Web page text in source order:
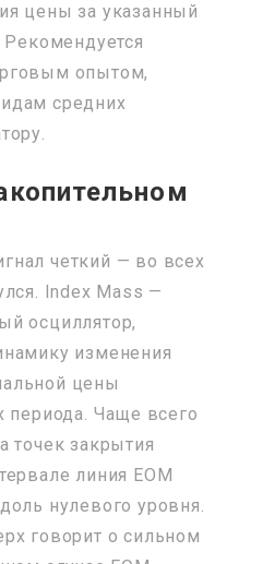
цены за указанный
Рекомендуется
опытом,
средних
четкий — во всех
Index Mass —
осциллятор,
изменения
цены
периода. Чаще всего
точек закрытия
линия EOM
нулевого уровня.
говорит о сильном